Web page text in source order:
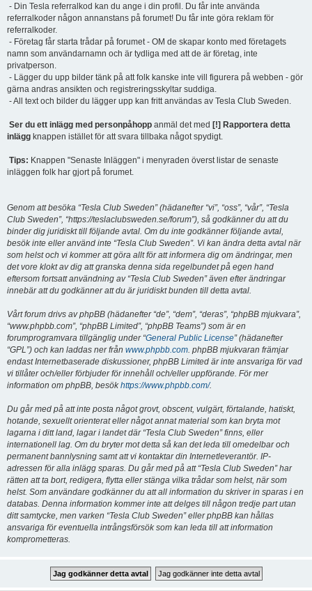
- Din Tesla referralkod kan du ange i din profil. Du får inte använda
referralkoder någon annanstans på forumet! Du får inte göra reklam för
referralkoder.
- Företag får starta trådar på forumet - OM de skapar konto med företagets
namn som användarnamn och är tydliga med att de är företag, inte
privatperson.
- Lägger du upp bilder tänk på att folk kanske inte vill figurera på webben - gör
gärna andras ansikten och registreringsskyltar suddiga.
- All text och bilder du lägger upp kan fritt användas av Tesla Club Sweden.
Ser du ett inlägg med personpåhopp anmäl det med [!] Rapportera detta
inlägg knappen istället för att svara tillbaka något spydigt.
Tips: Knappen "Senaste Inläggen" i menyraden överst listar de senaste
inläggen folk har gjort på forumet.
Genom att besöka “Tesla Club Sweden” (hädanefter “vi”, “oss”, “vår”, “Tesla
Club Sweden”, “https://teslaclubsweden.se/forum”), så godkänner du att du
binder dig juridiskt till följande avtal. Om du inte godkänner följande avtal,
besök inte eller använd inte “Tesla Club Sweden”. Vi kan ändra detta avtal när
som helst och vi kommer att göra allt för att informera dig om ändringar, men
det vore klokt av dig att granska denna sida regelbundet på egen hand
eftersom fortsatt användning av “Tesla Club Sweden” även efter ändringar
innebär att du godkänner att du är juridiskt bunden till detta avtal.
Vårt forum drivs av phpBB (hädanefter “de”, “dem”, “deras”, “phpBB mjukvara”,
“www.phpbb.com”, “phpBB Limited”, “phpBB Teams”) som är en
forumprogramvara tillgänglig under “General Public License” (hädanefter
“GPL”) och kan laddas ner från www.phpbb.com. phpBB mjukvaran främjar
endast Internetbaserade diskussioner, phpBB Limited är inte ansvariga för vad
vi tillåter och/eller förbjuder för innehåll och/eller uppförande. För mer
information om phpBB, besökhttps://www.phpbb.com/.
Du går med på att inte posta något grovt, obscent, vulgärt, förtalande, hatiskt,
hotande, sexuellt orienterat eller något annat material som kan bryta mot
lagarna i ditt land, lagar i landet där “Tesla Club Sweden” finns, eller
internationell lag. Om du bryter mot detta så kan det leda till omedelbar och
permanent bannlysning samt att vi kontaktar din Internetleverantör. IP-
adressen för alla inlägg sparas. Du går med på att “Tesla Club Sweden” har
rätten att ta bort, redigera, flytta eller stänga vilka trådar som helst, när som
helst. Som användare godkänner du att all information du skriver in sparas i en
databas. Denna information kommer inte att delges till någon tredje part utan
ditt samtycke, men varken “Tesla Club Sweden” eller phpBB kan hållas
ansvariga för eventuella intrångsförsök som kan leda till att information
komprometteras.